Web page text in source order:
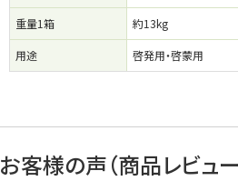
重量1箱 約13kg
用途 啓発用・啓蒙用
お客様の声（商品レビュー